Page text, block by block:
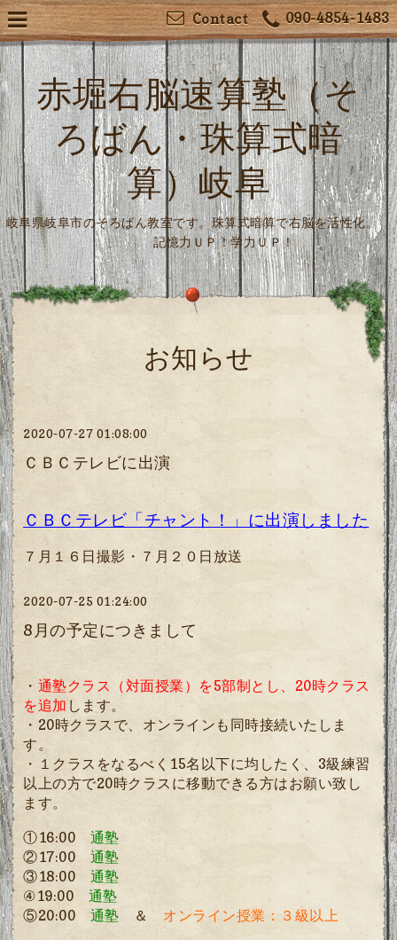
090-4854-1483
Contact
赤堀右脳速算塾（そ
ろばん・珠算式暗
算）岐阜
岐阜県岐阜市のそろばん教室です。珠算式暗算で右脳を活性化。
記憶力ＵＰ！学力ＵＰ！
お知らせ
2020-07-27 01:08:00
ＣＢＣテレビに出演
ＣＢＣテレビ「チャント！」に出演しました
７月１６日撮影・７月２０日放送
2020-07-25 01:24:00
8月の予定につきまして
・ 通塾クラス（対面授業）を5部制とし、20時クラス
を追加 します。
・20時クラスで、オンラインも同時接続いたしま
す。
・１クラスをなるべく15名以下に均したく、3級練習
以上の方で20時クラスに移動できる方はお願い致し
ます。
①16:00 通塾
②17:00
通塾
③18:00
通塾
④19:00
通塾
⑤20:00 通塾 ＆ オンライン授業 ：３級以上